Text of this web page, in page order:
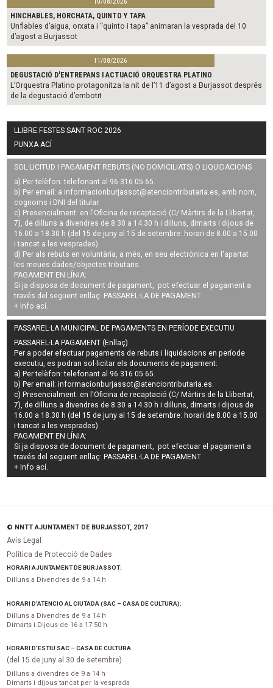
HINCHABLES, HORCHATA, QUINTO Y TAPA
Unflables d’aigua, orxata i “quinto i tapa” animaran la vesprada del 10
d’agost a Burjassot
11/08/2026
DEGUSTACIÓ D'ENTREPANS I ACTUACIÓ ORQUESTRA PLATINO
L’Orquestra Platino protagonitza la nit de l’11 d’agost a Burjassot després
de la degustació d’embotit
LLIBRE FESTES SANT ROC 2026
PUNXA ACÍ
SOL·LICITUD I PAGAMENT REBUTS (NO DOMICILIATS) O LIQUIDACIONS
a) Per telèfon: telefonant al 96 316 05 65.
b) Per email: a informacionburjassot@atenciontributaria.es , amb nom,
cognoms i DNI del titular.
c) Presencialment: en l'Oficina de recaptació (C/ Màrtirs de la Llibertat,
7), de dilluns a divendres de 8.30 a 14.30 h i dilluns, dimarts i dijous de
16.00 a 18.30 h (del 15 de juny al 15 de setembre: horari de 8.00 a 15.00
i tancat a les vesprades).
d) Per als rebuts en voluntària, a més, en seu electrònica en l'apartat
les meues dades/objectes tributaris.
PAGAMENT EN LÍNIA:
Si ja disposa de document de pagament, pot efectuar el pagament a
través del següent enllaç: PASSAREL·LA DE PAGAMENT
+ Info ací
PASSAREL·LA MUNICIPAL DE PAGAMENTS EN PERÍODE EXECUTIU
PASSAREL·LA PAGAMENT (Enllaç)
Per a poder efectuar pagaments derebuts i liquidacions en període
executiu, es podran sol·licitar els documents de pagament:
a) Per telèfon: telefonant al 96 316 05 65.
b) Per email:informacionburjassot@atenciontributaria.es.
c) Presencialment: en l'Oficina de recaptació (C/ Màrtirs de la Llibertat,
7), de dilluns a divendres de 8.30 a 14.30 h i dilluns, dimarts i dijous de
16.00 a 18.30 h (del 15 de juny al 15 de setembre: horari de 8.00 a 15.00
i tancat a les vesprades).
PAGAMENT EN LÍNIA:
Si ja disposa de document de pagament, pot efectuar el pagament a
través del següent enllaç: PASSAREL·LA DE PAGAMENT
+ Info ací.
© NNTT AJUNTAMENT DE BURJASSOT, 2017
Avís Legal
Política de Protecció de Dades
HORARI AJUNTAMENT DE BURJASSOT:
Dilluns a Divendres de 9 a 14 h
HORARI D’ATENCIÓ AL CIUTADÀ (SAC – CASA DE CULTURA):
Dilluns a Divendres de 9 a 14 h
Dimarts i Dijous de 16 a 17:50 h
HORARI D’ESTIU SAC – CASA DE CULTURA
(del 15 de juny al 30 de setembre)
Dilluns a divendres de 9 a 14 h
Dimarts i dijous tancat per la vesprada